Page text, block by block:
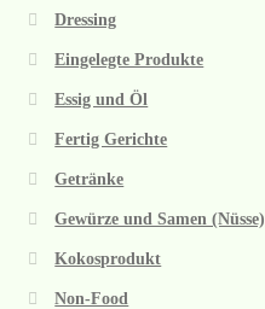
Dressing
Eingelegte Produkte
Essig und Öl
Fertig Gerichte
Getränke
Gewürze und Samen (Nüsse)
Kokosprodukt
Non-Food